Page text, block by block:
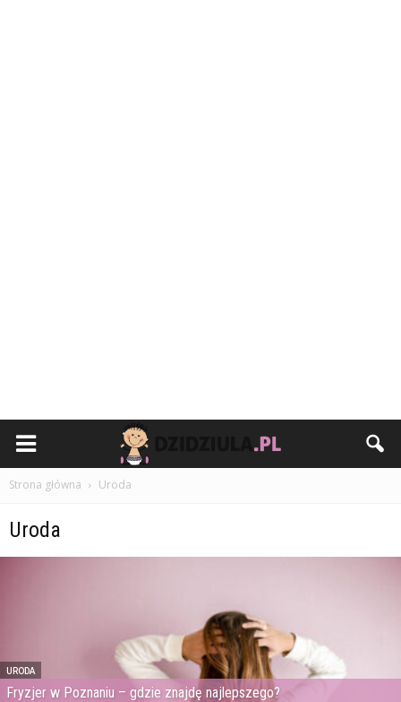
Strona główna Uroda
Uroda
URODA
Fryzjer w Poznaniu – gdzie znajdę najlepszego?